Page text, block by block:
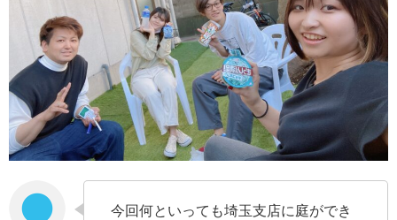
今回何といっても埼玉支店に庭ができ